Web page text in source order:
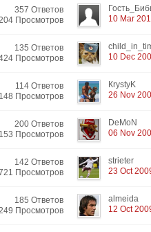
357 Ответов
Просмотров
10 Mar
135 Ответов
Просмотров
10 Dec
114 Ответов
Просмотров
КrystyK
26 Nov
200 Ответов
Просмотров
DeMoN
06 Nov
142 Ответов
Просмотров
strieter
23 Oct
185 Ответов
Просмотров
almeida
12 Oct